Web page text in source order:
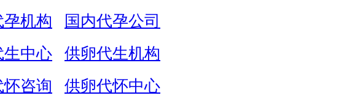
孕机构
国内代孕公司
生中心
供卵代生机构
咨询
供卵代怀中心